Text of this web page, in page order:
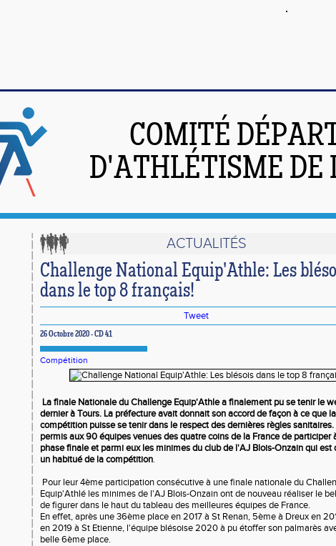
COMITÉ
D'ATHLÉTISME DE
ACTUALITÉS
Challenge National Equip'Athle: Les
dans le top 8 français!
Tweet
26 Octobre 2020 - CD 41
Compétition
La finale Nationale du Challenge Equip'Athle a finalement pu se tenir le
dernier à Tours. La préfecture avait donnait son accord de façon à ce que la
compétition puisse se tenir dans le respect des dernières règles sanitaires.
permis aux 90 équipes venues des quatre coins de la France de participer
phase finale et parmi eux les minimes du club de l'AJ Blois-Onzain qui est
un habitué de la compétition.
Pour leur 4ème participation consécutive à une finale nationale du
Equip'Athlé les minimes de l'AJ Blois-Onzain ont de nouveau réaliser le
de figurer dans le haut du tableau des meilleures équipes de France.
En effet, après une 36ème place en 2017 à St Renan, 5ème à Dreux en
en 2019 à St Etienne, l'équipe blésoise 2020 à pu étoffer son palmarès
belle 6ème place.